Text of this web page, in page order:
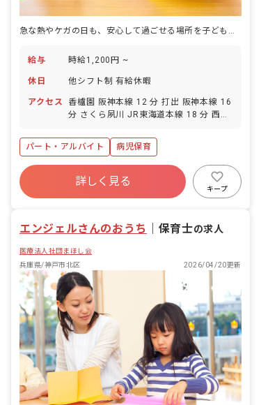
急な熱やケガの日も、安心して過ごせる場所を子どもたちに届ける仕事です。
給与 時給1,200円 ~
休日 他シフト制 有給休暇
アクセス
香櫨園 阪神本線 12 分 打出 阪神本線 16
分 さくら夙川 JR東海道本線 18 分 西宮
線 22 分
パート・アルバイト 病児保育
詳しく見る
キープ
エンジェルさんのおうち 保育士の求人
医療法人社団まほし会
兵庫県/神戸市北区
2026/04/20更新